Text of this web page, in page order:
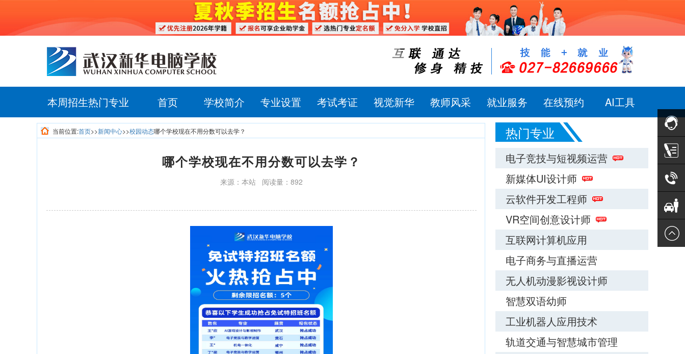
本周招生热门专业 首页 学校简介 专业设置 考试考证 视觉新华 教师风采 就业服务 在线预约 AI工具
当前位置:首页>>新闻中心>>校园动态哪个学校现在不用分数可以去学？
哪个学校现在不用分数可以去学？
来源：本站 阅读量：892
热门专业
电子竞技与短视频运营
新媒体UI设计师
云软件开发工程师
VR空间创意设计师
互联网计算机应用
电子商务与直播运营
无人机动漫影视设计师
智慧双语幼师
工业机器人应用技术
轨道交通与智慧城市管理
在线咨
预约报
名
电话咨
校车接